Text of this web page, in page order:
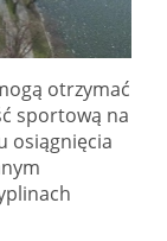
otrzymać
sportową na
osiągnięcia